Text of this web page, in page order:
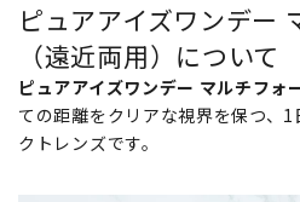
ピュアアイズワンデー
（遠近両用）について
ピュアアイズワンデー マルチフォ
ての距離をクリアな視界を保つ、
クトレンズです。